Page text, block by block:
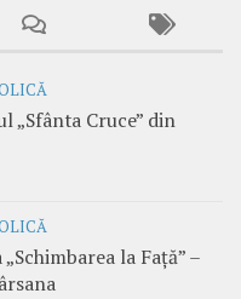
„Sfânta Cruce” din
la Față” –